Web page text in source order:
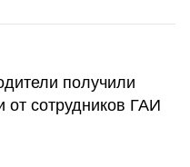
получили
от сотрудников ГАИ